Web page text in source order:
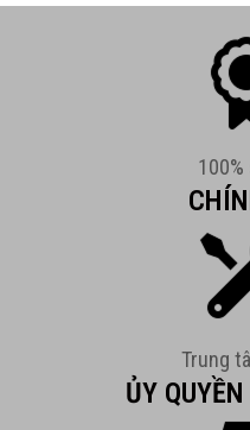
Trung
ỦY